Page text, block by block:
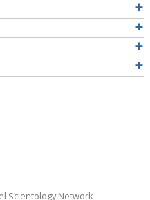
Scientology Network